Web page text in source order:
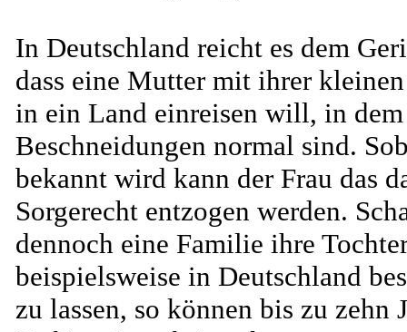
In Deutschland reicht es dem
dass eine Mutter mit ihrer
in ein Land einreisen will, in dem
Beschneidungen normal sind.
bekannt wird kann der Frau das
Sorgerecht entzogen werden.
dennoch eine Familie ihre
beispielsweise in Deutschland
zu lassen, so können bis zu zehn